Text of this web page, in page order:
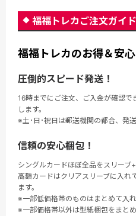
福福トレカご注文ガイド
福福トレカのお得＆安
圧倒的スピード発送！
16時までにご注文、ご入金が確認
します。
※土･日･祝日は郵送機関の都合、発
信頼の安心梱包！
シングルカードほぼ全品をスリーブ+
高額カードはクリアスリーブに入れ
ます。
※一部低価格帯のものはまとめて入
※一部価格帯以外は型紙梱包をまと